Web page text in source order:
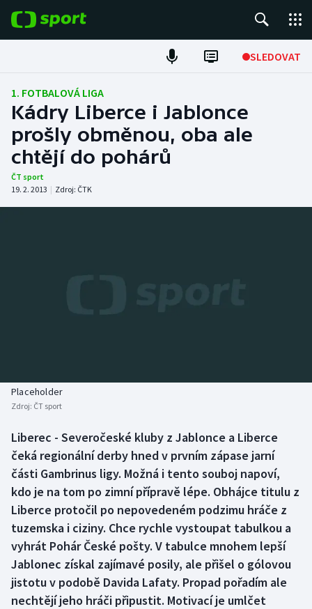
SLEDOVAT
Fotbal
Hokej
Tenis
Atletika
Biatlon
Box
Curling
Dostihy
Florbal
Futsal
Aplikace ČT sport
1. FOTBALOVÁ LIGA
Kádry Liberce i Jablonce
prošly obměnou, oba ale
chtějí do pohárů
ČT sport
19. 2. 2013 | Zdroj: ČTK
Placeholder
Zdroj: ČT sport
Liberec - Severočeské kluby z Jablonce a Liberce
čeká regionální derby hned v prvním zápase jarní
části Gambrinus ligy. Možná i tento souboj napoví,
kdo je na tom po zimní přípravě lépe. Obhájce titulu z
Liberce protočil po nepovedeném podzimu hráče z
tuzemska i ciziny. Chce rychle vystoupat tabulkou a
vyhrát Pohár České pošty. V tabulce mnohem lepší
Jablonec získal zajímavé posily, ale přišel o gólovou
jistotu v podobě Davida Lafaty. Propad pořadím ale
nechtějí jeho hráči připustit. Motivací je umlčet